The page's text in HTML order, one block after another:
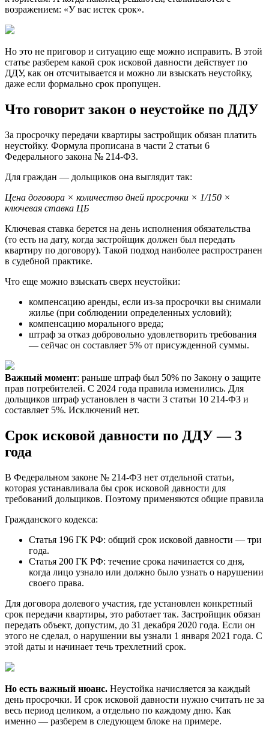
возражением: «У вас истек срок».
Но это не приговор и ситуацию еще можно исправить. В этой
статье разберем какой срок исковой давности действует по
ДДУ, как он отсчитывается и можно ли взыскать неустойку,
даже если формально срок пропущен.
Что говорит закон о неустойке по ДДУ
За просрочку передачи квартиры застройщик обязан платить
неустойку. Формула прописана в части 2 статьи 6
Федерального закона № 214-ФЗ.
Для граждан — дольщиков она выглядит так:
Цена договора × количество дней просрочки × 1/150 ×
ключевая ставка ЦБ
Ключевая ставка берется на день исполнения обязательства
(то есть на дату, когда застройщик должен был передать
квартиру по договору). Такой подход наиболее распространен
в судебной практике.
Что еще можно взыскать сверх неустойки:
компенсацию аренды, если из-за просрочки вы снимали
жилье (при соблюдении определенных условий);
компенсацию морального вреда;
штраф за отказ добровольно удовлетворить требования
— сейчас он составляет 5% от присужденной суммы.
Важный момент: раньше штраф был 50% по Закону о защите
прав потребителей. С 2024 года правила изменились. Для
дольщиков штраф установлен в части 3 статьи 10 214-ФЗ и
составляет 5%. Исключений нет.
Срок исковой давности по ДДУ — 3
года
В Федеральном законе № 214-ФЗ нет отдельной статьи,
которая устанавливала бы срок исковой давности для
требований дольщиков. Поэтому применяются общие правила
Гражданского кодекса:
Статья 196 ГК РФ: общий срок исковой давности — три
года.
Статья 200 ГК РФ: течение срока начинается со дня,
когда лицо узнало или должно было узнать о нарушении
своего права.
Для договора долевого участия, где установлен конкретный
срок передачи квартиры, это работает так. Застройщик обязан
передать объект, допустим, до 31 декабря 2020 года. Если он
этого не сделал, о нарушении вы узнали 1 января 2021 года. С
этой даты и начинает течь трехлетний срок.
Но есть важный нюанс. Неустойка начисляется за каждый
день просрочки. И срок исковой давности нужно считать не за
весь период целиком, а отдельно по каждому дню. Как
именно — разберем в следующем блоке на примере.